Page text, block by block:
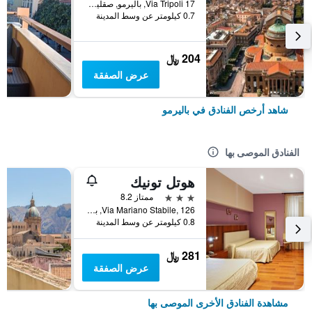
17 Via Tripoli, باليرمو, صقلية, إيطاليا
0.7 كيلومتر عن وسط المدينة
204 ﷼
عرض الصفقة
شاهد أرخص الفنادق في باليرمو
الفنادق الموصى بها
هوتل تونيك
3 نجوم
ممتاز 8.2
Via Mariano Stabile, 126, باليرمو, صقلية, إيطاليا
0.8 كيلومتر عن وسط المدينة
281 ﷼
عرض الصفقة
مشاهدة الفنادق الأخرى الموصى بها